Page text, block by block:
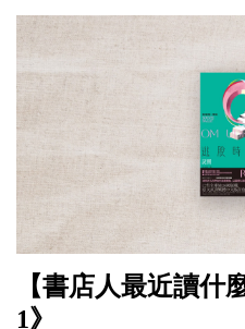
【書店人最近讀什
1》